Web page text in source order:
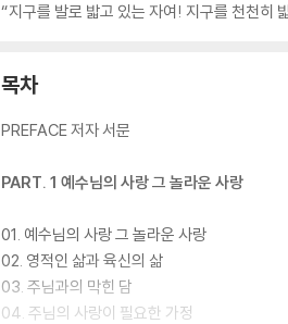
“지구를 발로 밟고 있는 자여! 지구를 천천히
목차
PREFACE 저자 서문
PART. 1 예수님의 사랑 그 놀라운 사랑
01. 예수님의 사랑 그 놀라운 사랑
02. 영적인 삶과 육신의 삶
03. 주님과의 막힌 담
04. 주님의 사랑이 필요한 가정